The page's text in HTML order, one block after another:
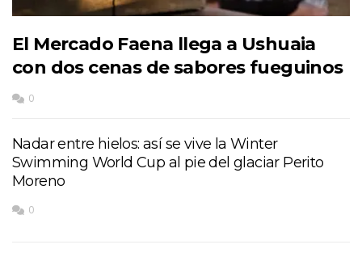
El Mercado Faena llega a Ushuaia
con dos cenas de sabores fueguinos
0
Nadar entre hielos: así se vive la Winter
Swimming World Cup al pie del glaciar Perito
Moreno
0